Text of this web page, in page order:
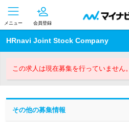
メニュー 会員登録
HRnavi Joint Stock Company
この求人は現在募集を行っていません。
その他の募集情報